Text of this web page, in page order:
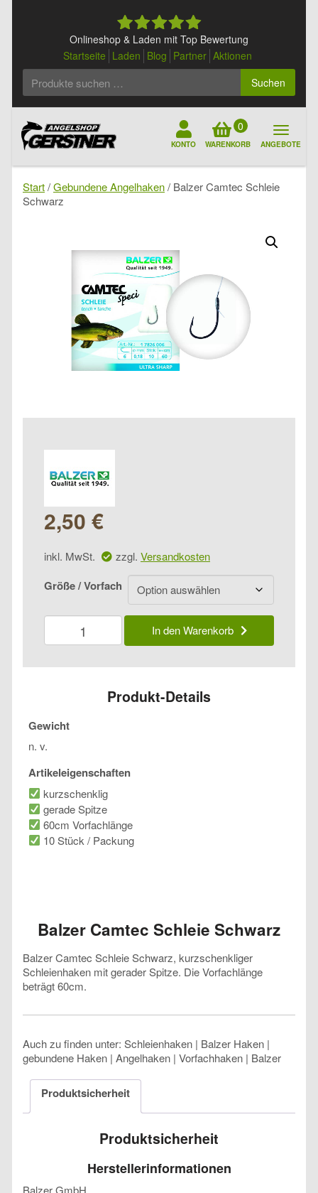
Onlineshop & Laden mit Top Bewertung
Startseite Laden Blog Partner Aktionen
Suchen
KONTO
0
WARENKORB ANGEBOTE
Start/Gebundene Angelhaken/ Balzer Camtec Schleie
Schwarz
Balzer Camtec Schleie Schwarz
Balzer Camtec Schleie Schwarz, kurzschenkliger
Schleienhaken mit gerader Spitze. Die Vorfachlänge
beträgt 60cm.
Auch zu finden unter: Schleienhaken | Balzer Haken |
gebundene Haken | Angelhaken | Vorfachhaken | Balzer
2,50 €
inkl. MwSt. zzgl. Versandkosten
Größe / Vorfach
Balzer
Schleie
Schwarz
In den Warenkorb
Produkt-Details
Gewicht
n. v.
Artikeleigenschaften
kurzschenklig
gerade Spitze
60cm Vorfachlänge
10 Stück / Packung
Produktsicherheit
Produktsicherheit
Herstellerinformationen
Balzer GmbH